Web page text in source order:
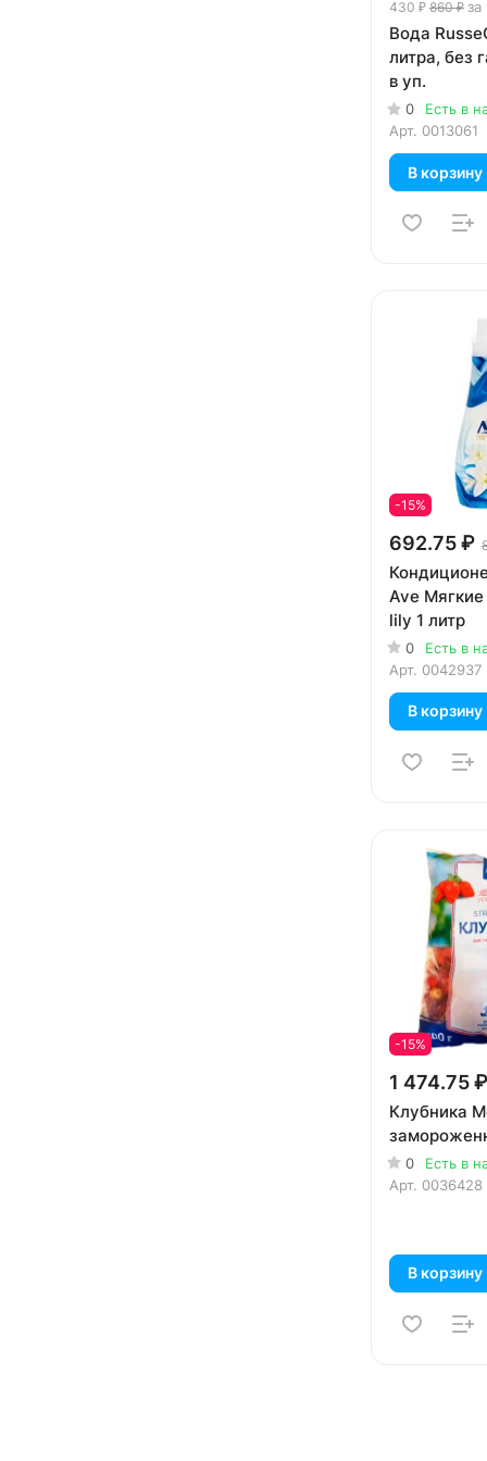
430 ₽ 860 ₽ за
Вода
литра, без
в уп.
0
Есть в
Арт. 0013061
В корзину
-15%
692.75 ₽
Ave
lily 1 литр
0
Есть в
Арт. 0042937
В корзину
-15%
1 474.75 ₽
Клубника
0
Есть в
Арт. 0036428
В корзину